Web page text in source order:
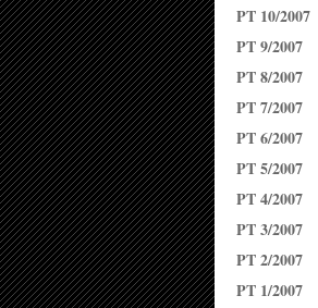
PT 10/2007
PT 9/2007
PT 8/2007
PT 7/2007
PT 6/2007
PT 5/2007
PT 4/2007
PT 3/2007
PT 2/2007
PT 1/2007